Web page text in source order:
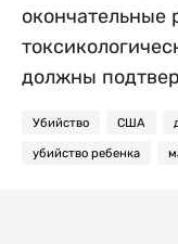
окончательные
должны
Убийство США
убийство ребенка